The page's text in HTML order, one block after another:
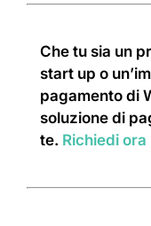
Che tu sia un
start up o
pagamento di
soluzione di
te. Richiedi ora